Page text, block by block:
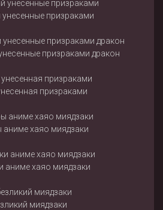
унесенные призраками
призраками дракон
призраками
аниме хаяо миядзаки
аниме хаяо миядзаки
миядзаки